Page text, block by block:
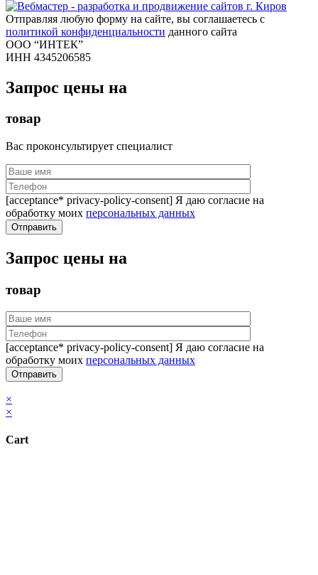
Отправляя любую форму на сайте, вы соглашаетесь с
политикой конфиденциальности данного сайта
ООО “ИНТЕК”
ИНН 4345206585
Запрос цены на
товар
Вас проконсультирует специалист
[acceptance* privacy-policy-consent] Я даю согласие на
обработку моих персональных данных
Запрос цены на
товар
[acceptance* privacy-policy-consent] Я даю согласие на
обработку моих персональных данных
×
×
Cart